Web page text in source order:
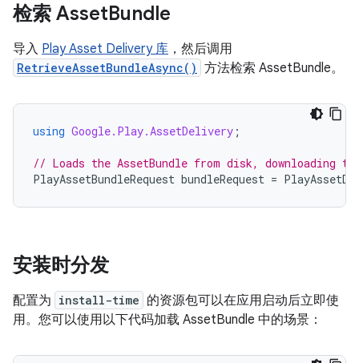
检索 AssetBundle
导入 Play Asset Delivery 库 ，然后调用
RetrieveAssetBundleAsync() 方法检索 AssetBundle。
using Google.Play.AssetDelivery ;
// Loads the AssetBundle from disk, downloading
PlayAssetBundleRequest bundleRequest =
安装时分发
配置为 install-time 的资源包可以在应用启动后立即使
用。您可以使用以下代码加载 AssetBundle 中的场景：